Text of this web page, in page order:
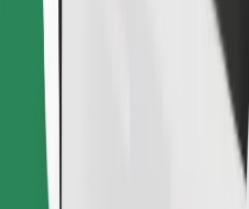
Zatraži vožnju i putuj
Preuzmi
Pronađi svoje najdraže
Preuzmi